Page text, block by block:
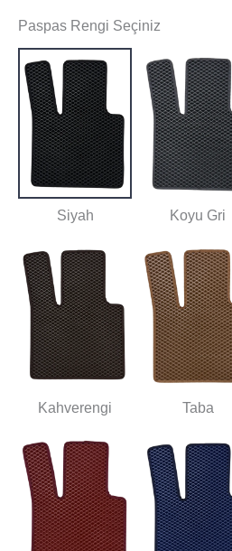
Paspas Rengi Seçiniz
Siyah Koyu Gri
Kahverengi Taba